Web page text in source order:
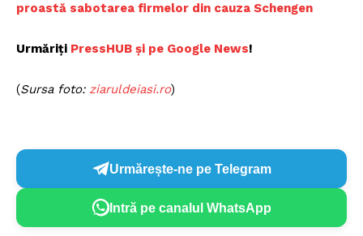
proastă sabotarea firmelor din cauza Schengen
Urmăriți PressHUB și pe Google News!
(Sursa foto: ziaruldeiasi.ro)
Urmărește-ne pe Telegram
Intră pe canalul WhatsApp